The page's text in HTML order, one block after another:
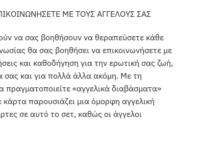
ΜΕ ΤΟΥΣ ΑΓΓΕΛΟΥΣ ΣΑΣ
να σας βοηθήσουν να θεραπεύσετε κάθε
θα σας βοηθήσει να επικοινωνήσετε με
και καθοδήγηση για την ερωτική σας ζωή,
σας και για πολλά άλλα ακόμη. Με τη
πραγματοποιείτε «αγγελικά διαβάσματα»
παρουσιάζει μια όμορφη αγγελική
σε αυτό το σετ, καθώς οι άγγελοι